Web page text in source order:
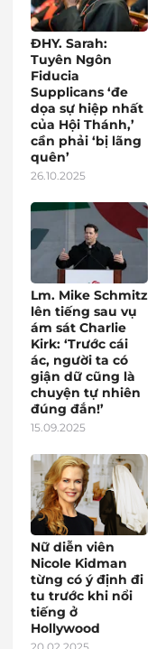
ĐHY. Sarah:
Tuyên Ngôn
Fiducia
Supplicans ‘đe
dọa sự hiệp nhất
của Hội Thánh,’
cần phải ‘bị lãng
quên’
26.10.2025
Lm. Mike Schmitz
lên tiếng sau vụ
ám sát Charlie
Kirk: ‘Trước cái
ác, người ta có
giận dữ cũng là
chuyện tự nhiên
đúng đắn!’
15.09.2025
Nữ diễn viên
Nicole Kidman
từng có ý định đi
tu trước khi nổi
tiếng ở
Hollywood